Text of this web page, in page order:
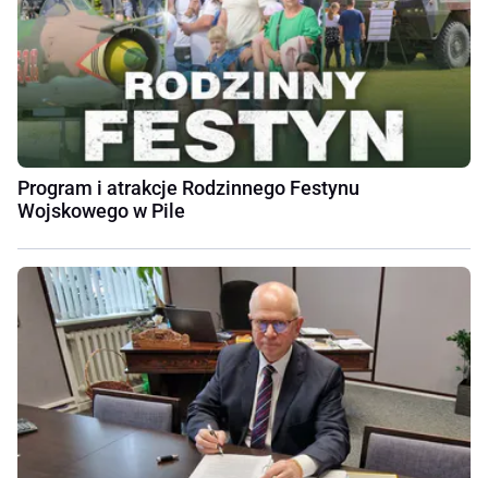
Program i atrakcje Rodzinnego Festynu
Wojskowego w Pile